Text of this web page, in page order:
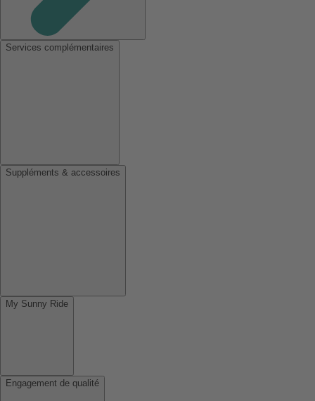
Services complémentaires
Suppléments & accessoires
My Sunny Ride
Engagement de qualité